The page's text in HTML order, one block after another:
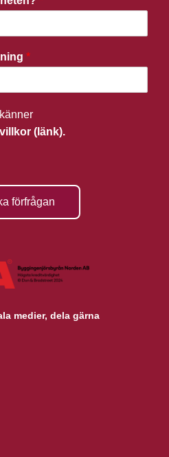
*
(länk).
förfrågan
medier, dela gärna